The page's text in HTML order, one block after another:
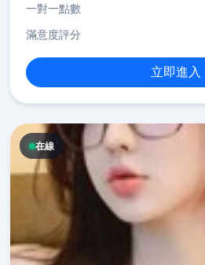
一對一點數
滿意度評分
立即進入
在線